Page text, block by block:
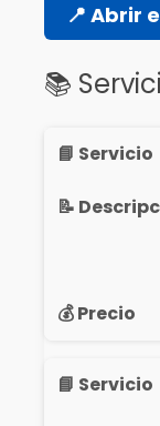
📍 Abrir
📚